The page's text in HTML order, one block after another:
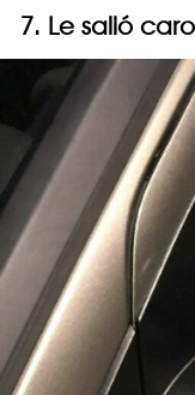
7. Le salió